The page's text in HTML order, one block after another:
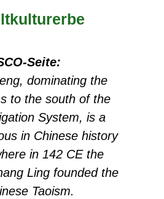
Seite:
dominating the
to the south of the
System, is a
in Chinese history
in 142 CE the
Ling founded the
Taoism.